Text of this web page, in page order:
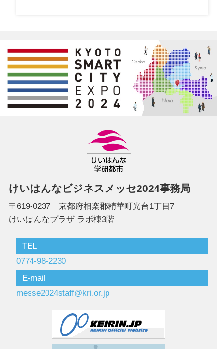
けいはんなビジネスメッセ2024事務局
〒619-0237 京都府相楽郡精華町光台1丁目7
けいはんなプラザ ラボ棟3階
TEL
0774-98-2230
E-mail
messe2024staff@kri.or.jp